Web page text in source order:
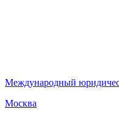
Международный
Москва